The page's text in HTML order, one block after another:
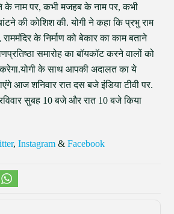
के नाम पर, कभी मजहब के नाम पर, कभी
की कोशिश की. योगी ने कहा कि प्रभु राम
के निर्माण को बेकार का काम बताने
समारोह का बॉयकॉट करने वालों को
के साथ आपकी अदालत का ये
आज शनिवार रात दस बजे इंडिया टीवी पर.
सुबह 10 बजे और रात 10 बजे किया
,Instagram &Facebook